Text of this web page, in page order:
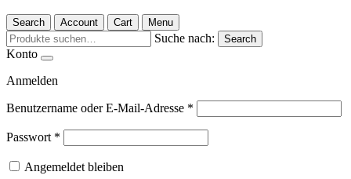
Search Account Cart Menu
Suche nach: Search
Konto
Anmelden
Benutzername oder E-Mail-Adresse *
Passwort *
Angemeldet bleiben